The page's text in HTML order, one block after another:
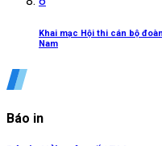
Khai mạc Hội thi cán bộ
Nam
Báo in